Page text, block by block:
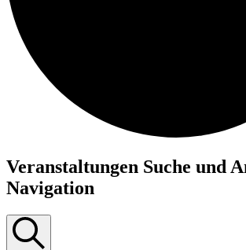
Veranstaltungen
Veranstaltungen Suche und
Navigation